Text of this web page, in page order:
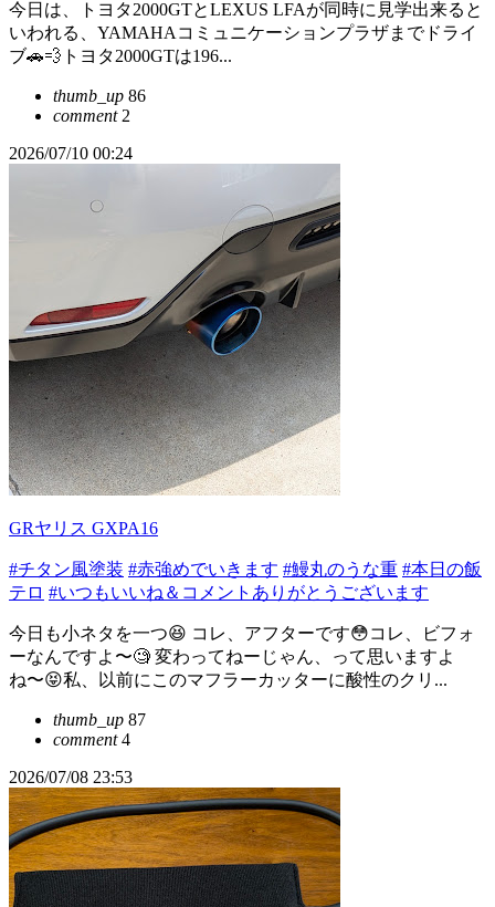
今日は、トヨタ2000GTとLEXUS LFAが同時に見学出来ると
いわれる、YAMAHAコミュニケーションプラザまでドライ
ブ🚗💨トヨタ2000GTは196...
thumb_up 86
comment2
2026/07/10 00:24
GRヤリス GXPA16
#チタン風塗装 #赤強めでいきます #鰻丸のうな重 #本日の飯
テロ #いつもいいね＆コメントありがとうございます
今日も小ネタを一つ😆 コレ、アフターです😳コレ、ビフォ
ーなんですよ〜🧐 変わってねーじゃん、って思いますよ
ね〜😝私、以前にこのマフラーカッターに酸性のクリ...
thumb_up 87
comment4
2026/07/08 23:53